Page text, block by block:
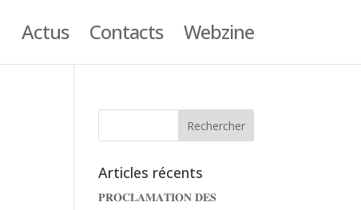
Actus Contacts Webzine
Articles récents
𝐏𝐑𝐎𝐂𝐋𝐀𝐌𝐀𝐓𝐈𝐎𝐍 𝐃𝐄𝐒